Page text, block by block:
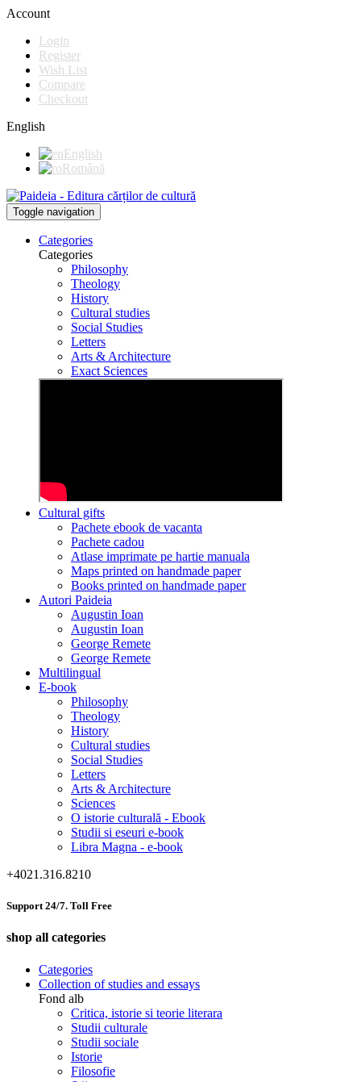
Account
Login
Register
Wish List
Compare
Checkout
English
English
Română
Toggle navigation
Categories
Categories
Philosophy
Theology
History
Cultural studies
Social Studies
Letters
Arts & Architecture
Exact Sciences
Cultural gifts
Pachete ebook de vacanta
Pachete cadou
Atlase imprimate pe hartie manuala
Maps printed on handmade paper
Books printed on handmade paper
Autori Paideia
Augustin Ioan
Augustin Ioan
George Remete
George Remete
Multilingual
E-book
Philosophy
Theology
History
Cultural studies
Social Studies
Letters
Arts & Architecture
Sciences
O istorie culturală - Ebook
Studii si eseuri e-book
Libra Magna - e-book
+4021.316.8210
Support 24/7. Toll Free
shop all categories
Categories
Collection of studies and essays
Fond alb
Critica, istorie si teorie literara
Studii culturale
Studii sociale
Istorie
Filosofie